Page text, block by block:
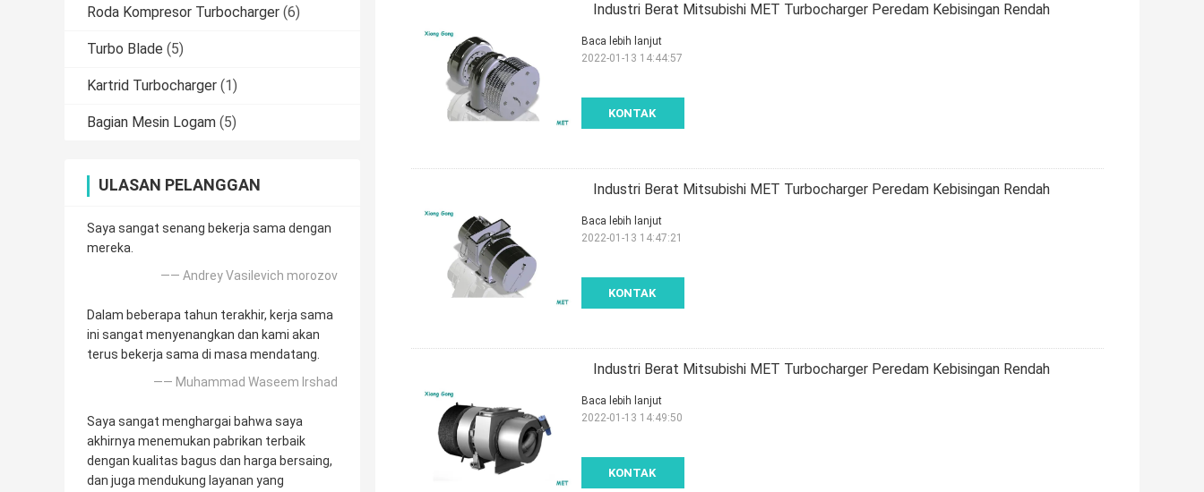
Roda Kompresor Turbocharger (6)
Turbo Blade (5)
Kartrid Turbocharger (1)
Bagian Mesin Logam (5)
ULASAN PELANGGAN
Saya sangat senang bekerja sama dengan
mereka.
—— Andrey Vasilevich morozov
Dalam beberapa tahun terakhir, kerja sama
ini sangat menyenangkan dan kami akan
terus bekerja sama di masa mendatang.
—— Muhammad Waseem Irshad
Saya sangat menghargai bahwa saya
akhirnya menemukan pabrikan terbaik
dengan kualitas bagus dan harga bersaing,
dan juga mendukung layanan yang
Industri Berat Mitsubishi MET Turbocharger Peredam Kebisingan Rendah
KONTAK
Baca lebih lanjut
2022-01-13 14:44:57
Industri Berat Mitsubishi MET Turbocharger Peredam Kebisingan Rendah
KONTAK
Baca lebih lanjut
2022-01-13 14:47:21
Industri Berat Mitsubishi MET Turbocharger Peredam Kebisingan Rendah
KONTAK
Baca lebih lanjut
2022-01-13 14:49:50